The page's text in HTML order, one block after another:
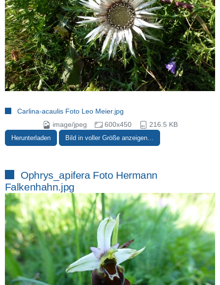
Carlina-acaulis Foto Leo Meier.jpg
image/jpeg
600x450 216.5 KB
Herunterladen Bild in voller Größe anzeigen…
Ophrys_apifera Foto Hermann
Falkenhahn.jpg